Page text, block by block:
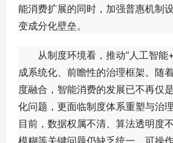
能消费扩展的同时，加强普惠机制
变成分化壁垒。
从制度环境看，推动“人工智能
成系统化、前瞻性的治理框架。随
度融合，智能消费的发展已不再仅
化问题，更面临制度体系重塑与治
目前，数据权属不清、算法透明度
模糊等关键问题仍缺乏统一、可操